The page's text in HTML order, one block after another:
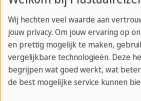
gedwongen om constant Engels
daardoor ging het steeds
in het Engels dromen). Ik ben
wat ik in deze drie weken heb
verbleef zelf in een
Dit was goed verzorgd met een
Wij hechten veel waarde aan
jouw privacy. Om jouw ervaring op
en prettig mogelijk te maken,
vergelijkbare technologieën. Deze
begrijpen wat goed werkt, wat
de best mogelijke service kunnen